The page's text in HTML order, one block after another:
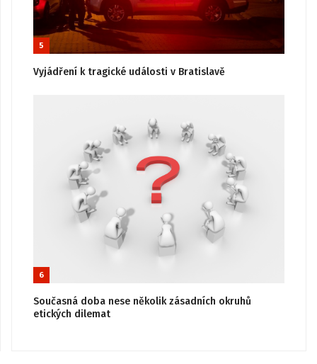
5
Vyjádření k tragické události v Bratislavě
6
Současná doba nese několik zásadních okruhů
etických dilemat